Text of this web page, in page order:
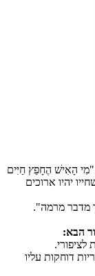
הָאִישׁ הֶחָפֵץ חַיִּים
יהיו ארוכים
מדבר מרמה".
הבא:
דוחקות עליו